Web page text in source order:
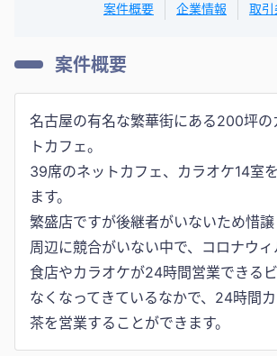
案件概要 企業情報 取
案件概要
名古屋の有名な繁華街にある200坪の
トカフェ。
39席のネットカフェ、カラオケ14室
ます。
繁盛店ですが後継者がいないため惜
周辺に競合がいない中で、コロナウ
食店やカラオケが24時間営業できる
なくなってきているなかで、24時間
茶を営業することができます。